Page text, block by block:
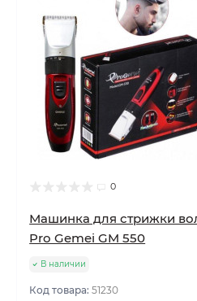
0
Машинка для стрижки
Pro Gemei GM 550
В наличии
Код товара:51230